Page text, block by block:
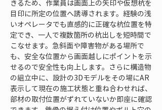
きるため、作業員は画面上の矢印や仮想杭を
目印に所定の位置へ誘導されます。経験の浅
いオペレータでも直感的に正確な杭位置を特
定でき、一人で複数箇所の杭出しを短時間で
こなせます。急斜面や障害物がある場所で
も、安全な位置から画面越しにポイントを示
せるので安全性も向上します。さらに構造物
の組立中に、設計の3Dモデルをその場にAR
表示して現在の施工状態と重ね合わせれば、
部材の取付位置がずれていないか即座に確認